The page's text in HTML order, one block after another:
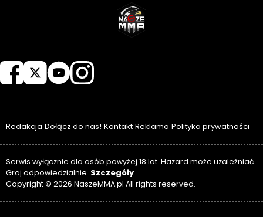
Redakcja Dołącz do nas! Kontakt Reklama Polityka prywatności
Serwis wyłącznie dla osób powyżej 18 lat. Hazard może uzależniać.
Graj odpowiedzialnie. Szczegóły
Copyright © 2026 NaszeMMA.pl All rights reserved.